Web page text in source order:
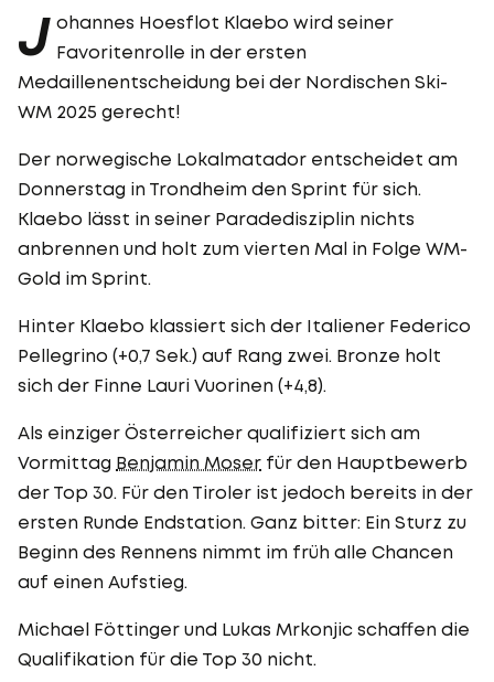
J ohannes Hoesflot Klaebo wird seiner
Favoritenrolle in der ersten
Medaillenentscheidung bei der Nordischen Ski-
WM 2025 gerecht!
Der norwegische Lokalmatador entscheidet am
Donnerstag in Trondheim den Sprint für sich.
Klaebo lässt in seiner Paradedisziplin nichts
anbrennen und holt zum vierten Mal in Folge WM-
Gold im Sprint.
Hinter Klaebo klassiert sich der Italiener Federico
Pellegrino (+0,7 Sek.) auf Rang zwei. Bronze holt
sich der Finne Lauri Vuorinen (+4,8).
Als einziger Österreicher qualifiziert sich am
Vormittag Benjamin Moser für den Hauptbewerb
der Top 30. Für den Tiroler ist jedoch bereits in der
ersten Runde Endstation. Ganz bitter: Ein Sturz zu
Beginn des Rennens nimmt im früh alle Chancen
auf einen Aufstieg.
Michael Föttinger und Lukas Mrkonjic schaffen die
Qualifikation für die Top 30 nicht.